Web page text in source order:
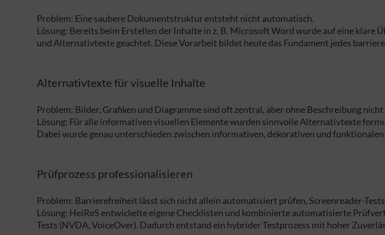
Problem: Eine saubere Dokumentstruktur entsteht nicht automatisch.
Lösung: Bereits beim Erstellen der Inhalte in z. B. Microsoft Word wurde auf eine klare
und Alternativtexte geachtet. Diese Vorarbeit bildet heute das Fundament jedes
Alternativtexte für visuelle Inhalte
Problem: Bilder, Grafiken und Diagramme sind oft zentral, aber ohne Beschreibung nicht
Lösung: Für alle informativen visuellen Elemente wurden sinnvolle Alternativtexte
Dabei wurde genau unterschieden zwischen informativen, dekorativen und
Prüfprozess professionalisieren
Problem: Barrierefreiheit lässt sich nicht allein automatisiert prüfen, Screenreader-
Lösung: HeiReS entwickelte eigene Checklisten und kombinierte automatisierte
Tests (NVDA, VoiceOver). Dadurch entstand ein hybrider Testprozess mit hoher